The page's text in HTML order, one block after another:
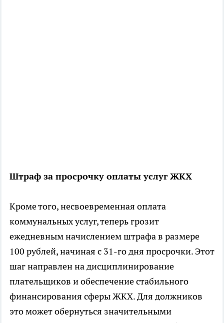
Штраф за просрочку оплаты услуг ЖКХ
Кроме того, несвоевременная оплата
коммунальных услуг, теперь грозит
ежедневным начислением штрафа в размере
100 рублей, начиная с 31-го дня просрочки. Этот
шаг направлен на дисциплинирование
плательщиков и обеспечение стабильного
финансирования сферы ЖКХ. Для должников
это может обернуться значительными